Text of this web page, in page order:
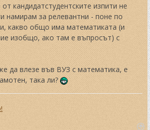
кандидатстудентските изпити не
намирам за релевантни - поне по
какво общо има математиката (и
изобщо, ако там е въпросът) с
да влезе във ВУЗ с математика, е
така ли?